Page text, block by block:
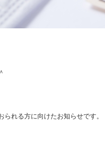
れる方に向けたお知らせです。